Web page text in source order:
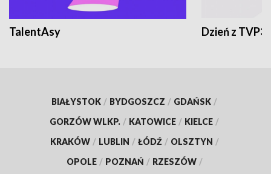
TalentAsy Dzień z TVP3
BIAŁYSTOK / BYDGOSZCZ / GDAŃSK /
GORZÓW WLKP. / KATOWICE / KIELCE /
KRAKÓW / LUBLIN / ŁÓDŹ / OLSZTYN /
OPOLE / POZNAŃ / RZESZÓW /